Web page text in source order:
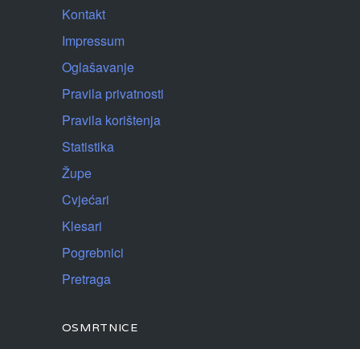
Kontakt
Impressum
Oglašavanje
Pravila privatnosti
Pravila korištenja
Statistika
Župe
Cvjećari
Klesari
Pogrebnici
Pretraga
OSMRTNICE